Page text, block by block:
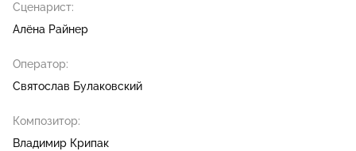
Сценарист:
Алёна Райнер
Оператор:
Святослав Булаковский
Композитор:
Владимир Крипак